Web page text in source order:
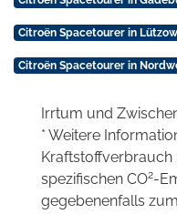
Citroën Spacetourer in
Citroën Spacetourer in
Irrtum und
* Weitere
Kraftstoffverbrauch
spezifischen CO2-
gegebenenfalls